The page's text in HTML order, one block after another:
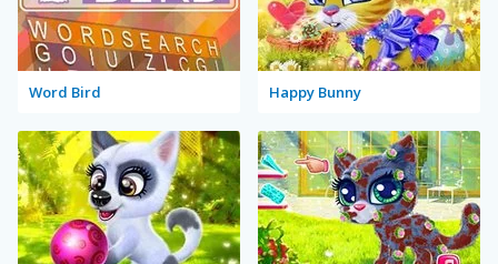
Word Bird Happy Bunny